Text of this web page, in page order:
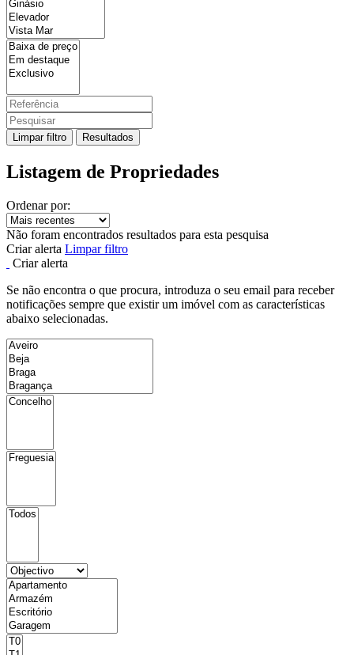
Limpar filtro Resultados
Listagem de Propriedades
Ordenar por:
Não foram encontrados resultados para esta pesquisa
Criar alerta Limpar filtro
Criar alerta
Se não encontra o que procura, introduza o seu email para receber
notificações sempre que existir um imóvel com as características
abaixo selecionadas.